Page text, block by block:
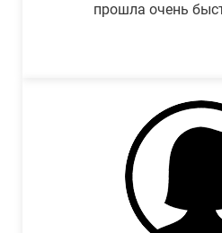
прошла очень